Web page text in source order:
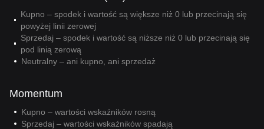
Kupno – spodek i wartość są większe niż 0 lub przecinają się
powyżej linii zerowej
Sprzedaj – spodek i wartość są niższe niż 0 lub przecinają się
pod linią zerową
Neutralny – ani kupno, ani sprzedaż
Momentum
Kupno – wartości wskaźników rosną
Sprzedaj – wartości wskaźników spadają